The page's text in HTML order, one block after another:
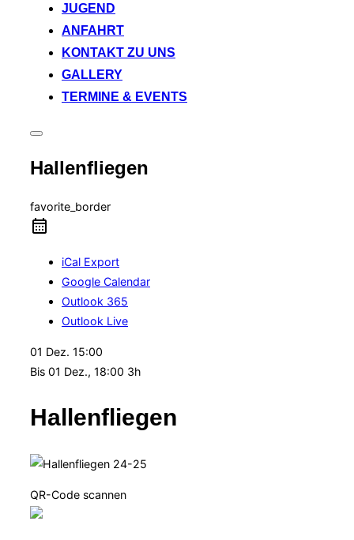
JUGEND
ANFAHRT
KONTAKT ZU UNS
GALLERY
TERMINE & EVENTS
Seitenleiste
Navigation
umschalten
Hallenfliegen
favorite_border
iCal Export
Google Calendar
Outlook 365
Outlook Live
01 Dez. 15:00
Bis 01 Dez., 18:00 3h
Hallenfliegen
QR-Code scannen